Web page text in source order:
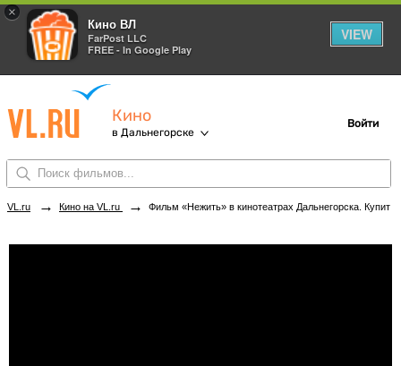
×
Кино ВЛ
FarPost LLC
FREE - In Google Play
VIEW
Кино
в Дальнегорске
Войти
VL.ru → Кино на VL.ru → Фильм «Нежить» в кинотеатрах Дальнегорска. Купить билеты!